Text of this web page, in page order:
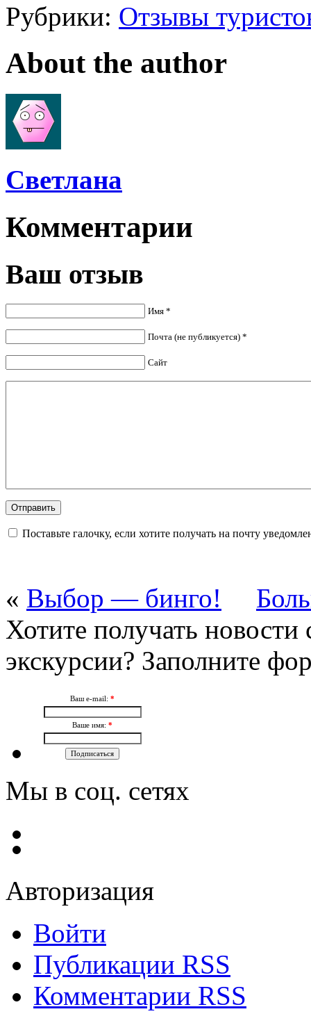
Рубрики: Отзывы
About the author
Cветлана
Комментарии
Ваш отзыв
Имя *
Почта (не публикуется) *
Сайт
Поставьте галочку, если хотите получать на почту
« Выбор — бинго!
Хотите получать
экскурсии? Заполните
Ваш e-mail: *
Ваше имя: *
Мы в соц. сетях
Авторизация
Войти
Публикации RSS
Комментарии RSS